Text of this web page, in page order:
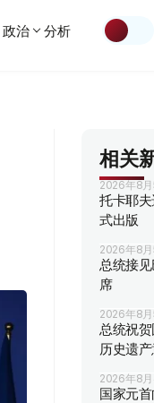
政治 分析
相关
2026年8
托卡耶
式出版
2026年8月
总统接
席
2026年8月
总统祝
历史遗
2026年8
国家元